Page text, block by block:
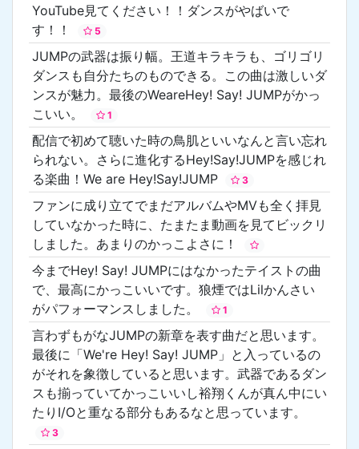
YouTube見てください！！ダンスがやばいで
す！！
5
JUMPの武器は振り幅。王道キラキラも、ゴリゴリ
ダンスも自分たちのものできる。この曲は激しいダ
ンスが魅力。最後のWeareHey! Say! JUMPがかっ
こいい。
1
配信で初めて聴いた時の鳥肌といいなんと言い忘れ
られない。さらに進化するHey!Say!JUMPを感じれ
る楽曲！We are Hey!Say!JUMP
3
ファンに成り立てでまだアルバムやMVも全く拝見
していなかった時に、たまたま動画を見てビックリ
しました。あまりのかっこよさに！
今までHey! Say! JUMPにはなかったテイストの曲
で、最高にかっこいいです。狼煙ではLilかんさい
がパフォーマンスしました。
1
言わずもがなJUMPの新章を表す曲だと思います。
最後に「We're Hey! Say! JUMP」と入っているの
がそれを象徴していると思います。武器であるダン
スも揃っていてかっこいいし裕翔くんが真ん中にい
たりI/Oと重なる部分もあるなと思っています。
3